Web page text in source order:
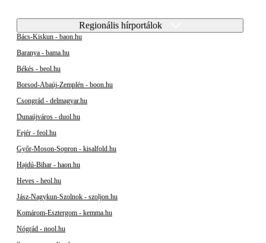
Regionális hírportálok
Bács-Kiskun - baon.hu
Baranya - bama.hu
Békés - beol.hu
Borsod-Abaúj-Zemplén - boon.hu
Csongrád - delmagyar.hu
Dunaújváros - duol.hu
Fejér - feol.hu
Győr-Moson-Sopron - kisalfold.hu
Hajdú-Bihar - haon.hu
Heves - heol.hu
Jász-Nagykun-Szolnok - szoljon.hu
Komárom-Esztergom - kemma.hu
Nógrád - nool.hu